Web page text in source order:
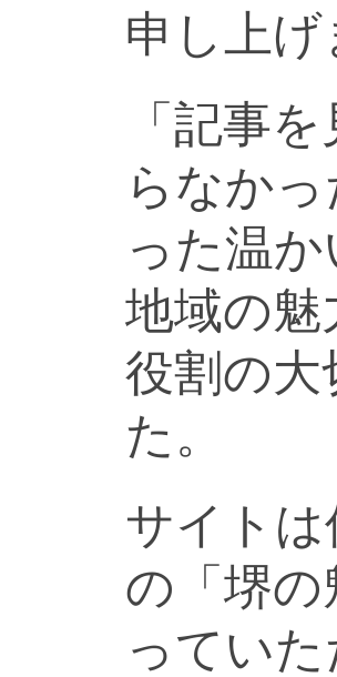
申し上げ
「記事
らなか
った温
地域の
役割の
た。
サイト
の「堺
ってい